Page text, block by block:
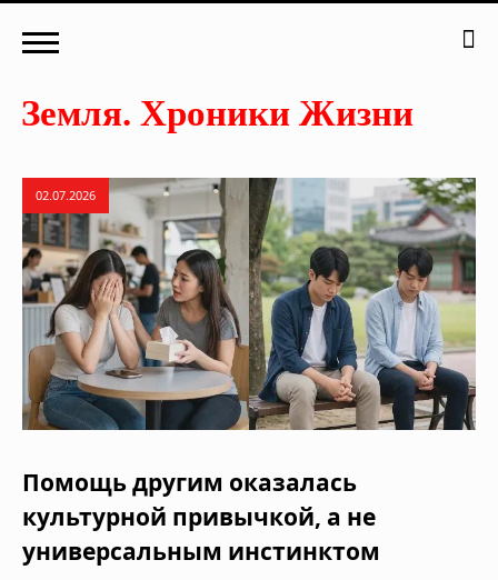
02.07.2026
Помощь другим оказалась
культурной привычкой, а не
универсальным инстинктом